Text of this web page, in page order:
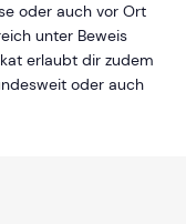
oder auch vor Ort
unter Beweis
erlaubt dir zudem
oder auch